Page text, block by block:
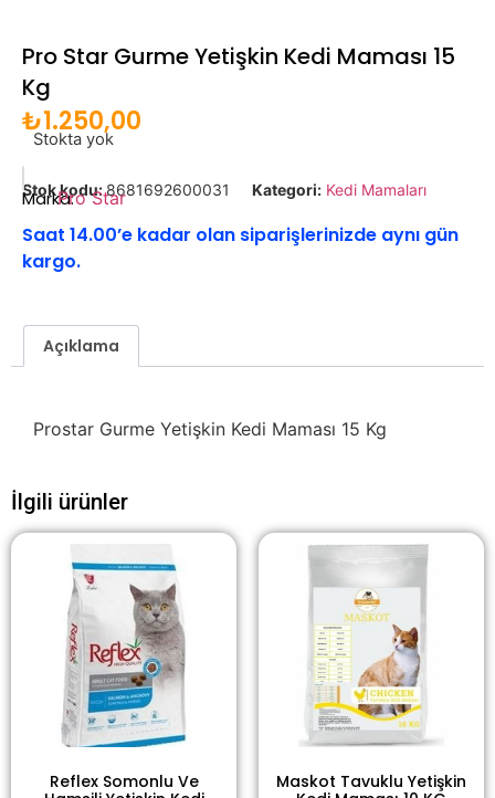
Pro Star Gurme Yetişkin Kedi Maması 15
Kg
₺1.250,00
Stokta yok
Stok kodu:8681692600031 Kategori: Kedi Mamaları
Marka:Pro Star
Saat 14.00’e kadar olan siparişlerinizde aynı gün
kargo.
Açıklama
Prostar Gurme Yetişkin Kedi Maması 15 Kg
İlgili ürünler
Reflex Somonlu Ve
Maskot Tavuklu Yetişkin